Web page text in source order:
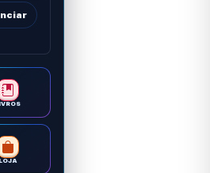
LOJA